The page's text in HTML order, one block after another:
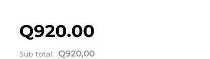
Q920.00
Sub total: Q920,00